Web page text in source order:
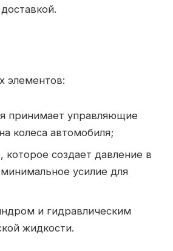
элементов:
принимает управляющие
колеса автомобиля;
которое создает давление в
усилие для
и гидравлическим
жидкости.